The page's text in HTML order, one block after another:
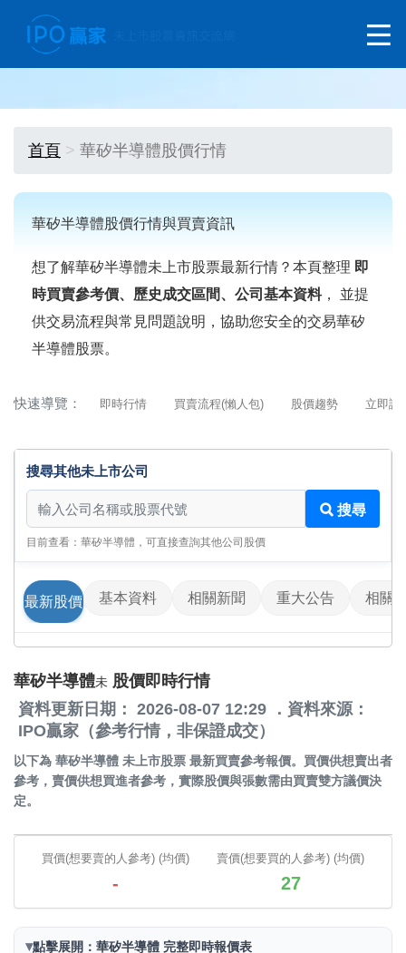
首頁 華矽半導體股價行情
華矽半導體股價行情與買賣資訊
想了解華矽半導體未上市股票最新行情？本頁整理 即
時買賣參考價、歷史成交區間、公司基本資料， 並提
供交易流程與常見問題說明，協助您安全的交易華矽
半導體股票。
快速導覽： 即時行情 買賣流程(懶人包) 股價趨勢 立即詢
搜尋其他未上市公司
搜尋其他未上市公司
搜尋
目前查看：華矽半導體，可直接查詢其他公司股價
最新股價 基本資料 相關新聞 重大公告 相關
華矽半導體未 股價即時行情
資料更新日期： 2026-08-07 12:29 ．資料來源：
IPO贏家（參考行情，非保證成交）
以下為 華矽半導體 未上市股票 最新買賣參考報價。買價供想賣出者
參考，賣價供想買進者參考，實際股價與張數需由買賣雙方議價決
定。
買價(想要賣的人參考) (均價)
-
賣價(想要買的人參考) (均價)
27
▾點擊展開：華矽半導體 完整即時報價表